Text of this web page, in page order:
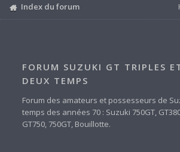
Index du forum
FORUM SUZUKI GT TRIPLES
DEUX TEMPS
Forum des amateurs et possesseurs de
temps des années 70 : Suzuki 750GT,
GT750, 750GT, Bouillotte.